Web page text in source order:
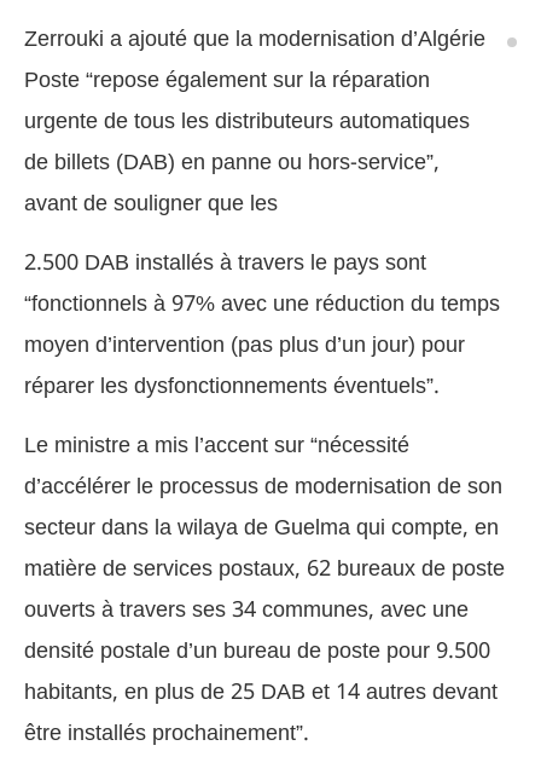
Zerrouki a ajouté que la modernisation d’Algérie
Poste “repose également sur la réparation
urgente de tous les distributeurs automatiques
de billets (DAB) en panne ou hors-service”,
avant de souligner que les
2.500 DAB installés à travers le pays sont
“fonctionnels à 97% avec une réduction du temps
moyen d’intervention (pas plus d’un jour) pour
réparer les dysfonctionnements éventuels”.
Le ministre a mis l’accent sur “nécessité
d’accélérer le processus de modernisation de son
secteur dans la wilaya de Guelma qui compte, en
matière de services postaux, 62 bureaux de poste
ouverts à travers ses 34 communes, avec une
densité postale d’un bureau de poste pour 9.500
habitants, en plus de 25 DAB et 14 autres devant
être installés prochainement”.